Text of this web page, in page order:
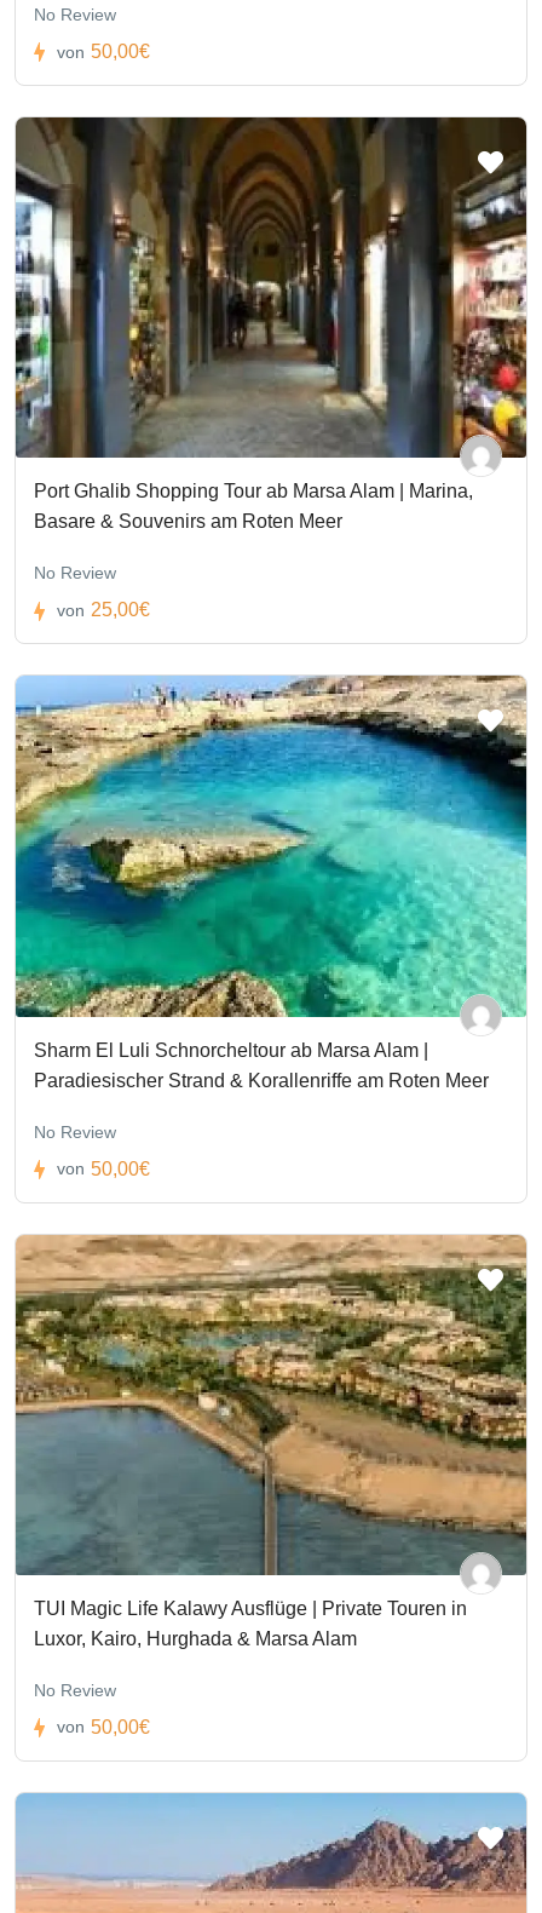
No Review
von 50,00€
Port Ghalib Shopping Tour ab Marsa Alam | Marina,
Basare & Souvenirs am Roten Meer
No Review
von 25,00€
Sharm El Luli Schnorcheltour ab Marsa Alam |
Paradiesischer Strand & Korallenriffe am Roten Meer
No Review
von 50,00€
TUI Magic Life Kalawy Ausflüge | Private Touren in
Luxor, Kairo, Hurghada & Marsa Alam
No Review
von 50,00€